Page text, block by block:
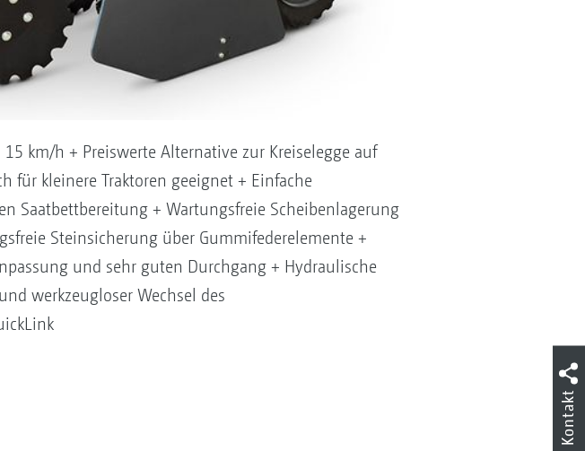
km/h + Preiswerte Alternative zur Kreiselegge auf
für kleinere Traktoren geeignet + Einfache
Saatbettbereitung + Wartungsfreie Scheibenlagerung
Steinsicherung über Gummifederelemente +
und sehr guten Durchgang + Hydraulische
werkzeugloser Wechsel des
Kontakt